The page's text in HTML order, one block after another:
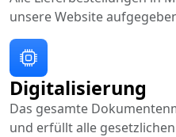
unsere Website
Digitalisierung
Das gesamte
und erfüllt alle